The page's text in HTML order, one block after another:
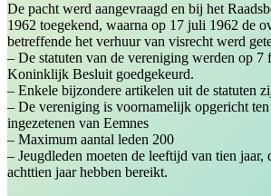
De pacht werd aangevraagd en bij het
1962 toegekend, waarna op 17 juli 1962 de
betreffende het verhuur van visrecht werd
– De statuten van de vereniging werden op 7
Koninklijk Besluit goedgekeurd.
– Enkele bijzondere artikelen uit de statuten
– De vereniging is voornamelijk opgericht ten
ingezetenen van Eemnes
– Maximum aantal leden 200
– Jeugdleden moeten de leeftijd van tien jaar,
achttien jaar hebben bereikt.